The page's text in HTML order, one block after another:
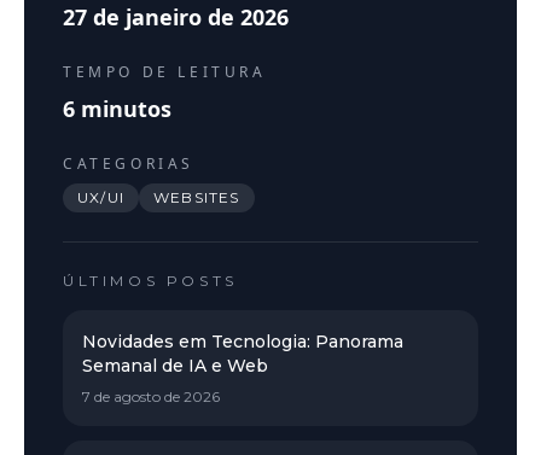
27 de janeiro de 2026
TEMPO DE LEITURA
6 minutos
CATEGORIAS
UX/UI WEBSITES
ÚLTIMOS POSTS
Novidades em Tecnologia: Panorama
Semanal de IA e Web
7 de agosto de 2026